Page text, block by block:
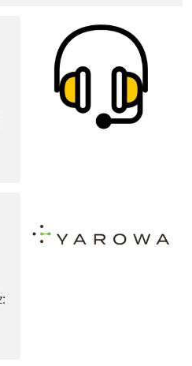
daher
Datatrain GmbH den
digitalisiert.